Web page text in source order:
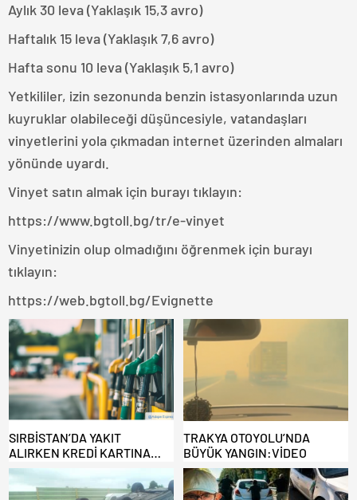
Aylık 30 leva (Yaklaşık 15,3 avro)
Haftalık 15 leva (Yaklaşık 7,6 avro)
Hafta sonu 10 leva (Yaklaşık 5,1 avro)
Yetkililer, izin sezonunda benzin istasyonlarında uzun
kuyruklar olabileceği düşüncesiyle, vatandaşları
vinyetlerini yola çıkmadan internet üzerinden almaları
yönünde uyardı.
Vinyet satın almak için burayı tıklayın:
https://www.bgtoll.bg/tr/e-vinyet
Vinyetinizin olup olmadığını öğrenmek için burayı
tıklayın:
https://web.bgtoll.bg/Evignette
SIRBİSTAN’DA YAKIT
ALIRKEN KREDİ KARTINA
DİKKAT: MAĞDUR OLMAYIN!
TRAKYA OTOYOLU’NDA
BÜYÜK YANGIN:VİDEO